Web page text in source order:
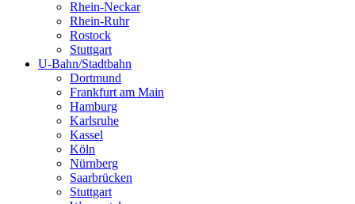
Rhein-Neckar
Rhein-Ruhr
Rostock
Stuttgart
U-Bahn/Stadtbahn
Dortmund
Frankfurt am Main
Hamburg
Karlsruhe
Kassel
Köln
Nürnberg
Saarbrücken
Stuttgart